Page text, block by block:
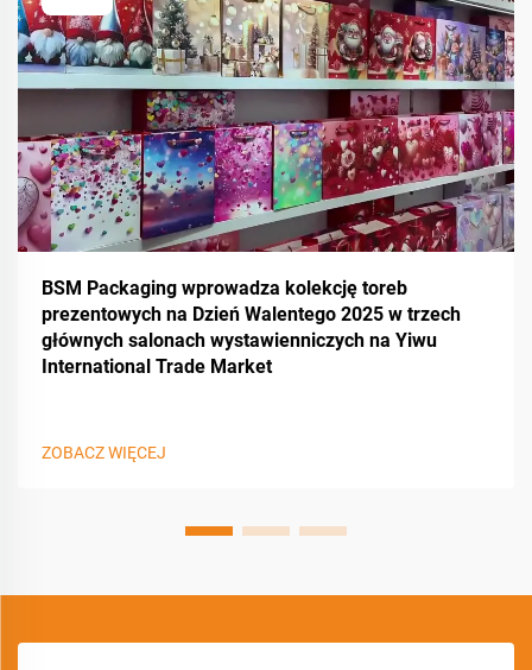
BSM Packaging wprowadza kolekcję toreb
prezentowych na Dzień Walentego 2025 w trzech
głównych salonach wystawienniczych na Yiwu
International Trade Market
ZOBACZ WIĘCEJ